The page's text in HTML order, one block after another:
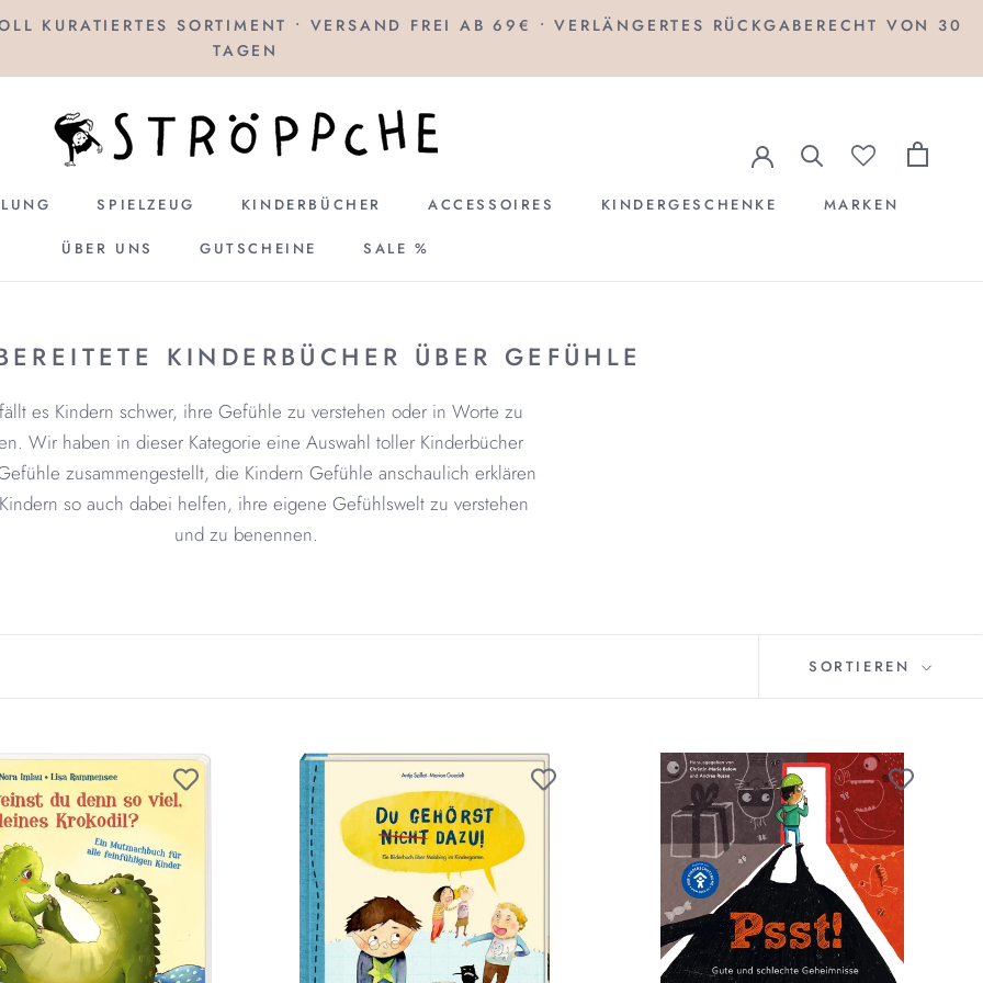
KURATIERTES SORTIMENT • VERSAND FREI AB 69€ • VERLÄNGERTES RÜCKGABERECHT VON 30
TAGEN
SPIELZEUG KINDERBÜCHER ACCESSOIRES KINDERGESCHENKE MARKEN
ÜBER UNS
GUTSCHEINE
SALE %
KINDERBÜCHER ÜBER GEFÜHLE
es Kindern schwer, ihre Gefühle zu verstehen oder in Worte zu
Wir haben in dieser Kategorie eine Auswahl toller Kinderbücher
zusammengestellt, die Kindern Gefühle anschaulich erklären
so auch dabei helfen, ihre eigene Gefühlswelt zu verstehen
und zu benennen.
SORTIEREN